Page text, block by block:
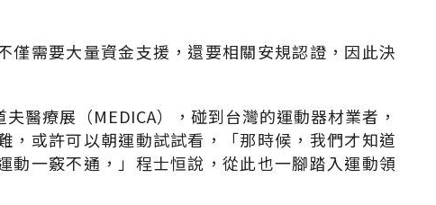
僅需要大量資金支援，還要相關安規認證，因此決
醫療展（MEDICA），碰到台灣的運動器材業者，
，或許可以朝運動試試看，「那時候，我們才知道
動一竅不通，」程士恒說，從此也一腳踏入運動領